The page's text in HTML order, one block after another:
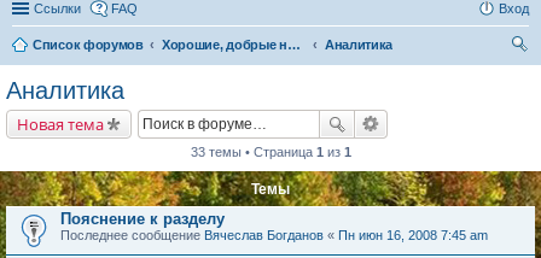
Ссылки FAQ Вход
Список форумов Хорошие, добрые новости и их распространение в обществе
Аналитика
Аналитика
Новая тема
33 темы • Страница 1 из 1
Темы
Пояснение к разделу
Последнее сообщение Вячеслав Богданов « Пн июн 16, 2008 7:45 am